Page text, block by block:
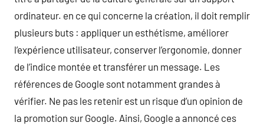
ordinateur. en ce qui concerne la création, il doit remplir
plusieurs buts : appliquer un esthétisme, améliorer
l’expérience utilisateur, conserver l’ergonomie, donner
de l’indice montée et transférer un message. Les
références de Google sont notamment grandes à
vérifier. Ne pas les retenir est un risque d’un opinion de
la promotion sur Google. Ainsi, Google a annoncé ces